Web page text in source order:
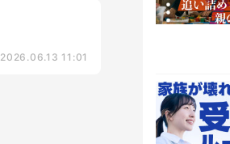
2026.06.13 11:01